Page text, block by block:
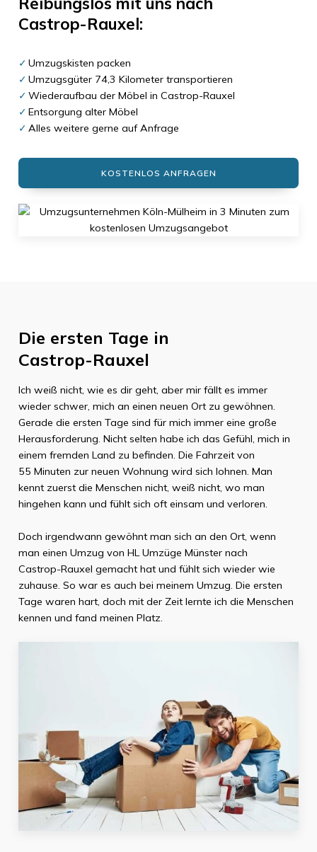
Castrop-Rauxel:
Umzugskisten packen
Umzugsgüter 74,3 Kilometer transportieren
Wiederaufbau der Möbel in Castrop-Rauxel
Entsorgung alter Möbel
Alles weitere gerne auf Anfrage
KOSTENLOS ANFRAGEN
Die ersten Tage in
Castrop-Rauxel
Ich weiß nicht, wie es dir geht, aber mir fällt es immer
wieder schwer, mich an einen neuen Ort zu gewöhnen.
Gerade die ersten Tage sind für mich immer eine große
Herausforderung. Nicht selten habe ich das Gefühl, mich in
einem fremden Land zu befinden. Die Fahrzeit von
55 Minuten zur neuen Wohnung wird sich lohnen. Man
kennt zuerst die Menschen nicht, weiß nicht, wo man
hingehen kann und fühlt sich oft einsam und verloren.
Doch irgendwann gewöhnt man sich an den Ort, wenn
man einen Umzug von HL Umzüge Münsternach
Castrop-Rauxel gemacht hat und fühlt sich wieder wie
zuhause. So war es auch bei meinem Umzug. Die ersten
Tage waren hart, doch mit der Zeit lernte ich die Menschen
kennen und fand meinen Platz.